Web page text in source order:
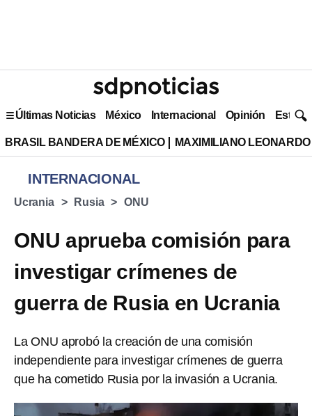
Últimas Noticias México Internacional Opinión Estilo
BRASIL BANDERA DE MÉXICO MAXIMILIANO
INTERNACIONAL
Ucrania Rusia ONU
ONU aprueba comisión para
investigar crímenes de
guerra de Rusia en Ucrania
La ONU aprobó la creación de una comisión
independiente para investigar crímenes de guerra
que ha cometido Rusia por la invasión a Ucrania.